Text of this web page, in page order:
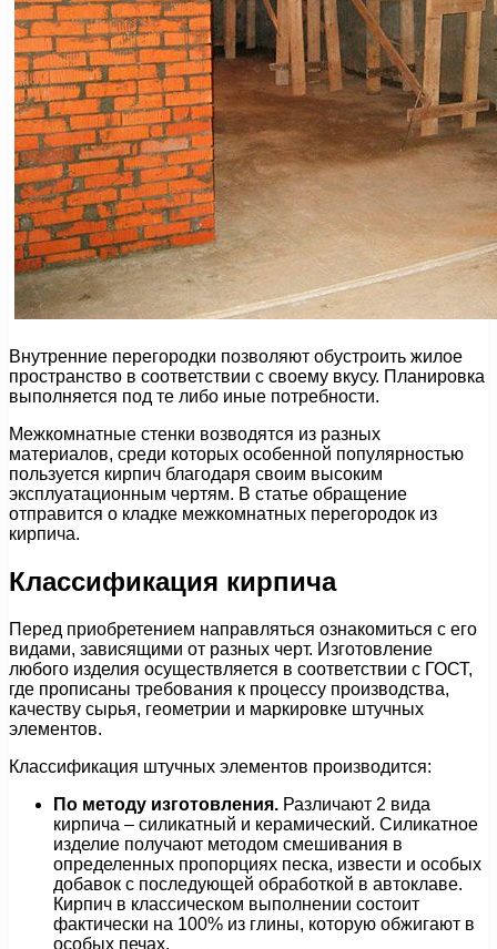
Внутренние перегородки позволяют обустроить жилое
пространство в соответствии с своему вкусу. Планировка
выполняется под те либо иные потребности.
Межкомнатные стенки возводятся из разных
материалов, среди которых особенной популярностью
пользуется кирпич благодаря своим высоким
эксплуатационным чертям. В статье обращение
отправится о кладке межкомнатных перегородок из
кирпича.
Классификация кирпича
Перед приобретением направляться ознакомиться с его
видами, зависящими от разных черт. Изготовление
любого изделия осуществляется в соответствии с ГОСТ,
где прописаны требования к процессу производства,
качеству сырья, геометрии и маркировке штучных
элементов.
Классификация штучных элементов производится:
По методу изготовления. Различают 2 вида
кирпича – силикатный и керамический. Силикатное
изделие получают методом смешивания в
определенных пропорциях песка, извести и особых
добавок с последующей обработкой в автоклаве.
Кирпич в классическом выполнении состоит
фактически на 100% из глины, которую обжигают в
особых печах.